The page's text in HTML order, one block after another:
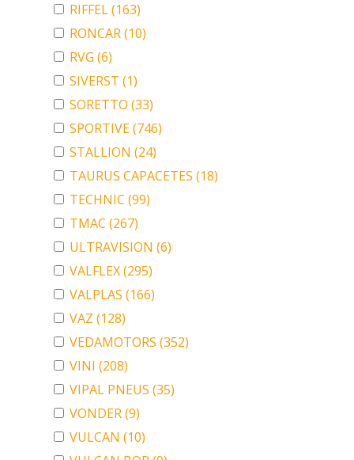
RIFFEL(163)
RONCAR(10)
RVG (6)
SIVERST (1)
SORETTO (33)
SPORTIVE(746)
STALLION (24)
TAURUS CAPACETES (18)
TECHNIC (99)
TMAC (267)
ULTRAVISION (6)
VALFLEX(295)
VALPLAS (166)
VAZ (128)
VEDAMOTORS (352)
VINI (208)
VIPAL PNEUS (35)
VONDER(9)
VULCAN (10)